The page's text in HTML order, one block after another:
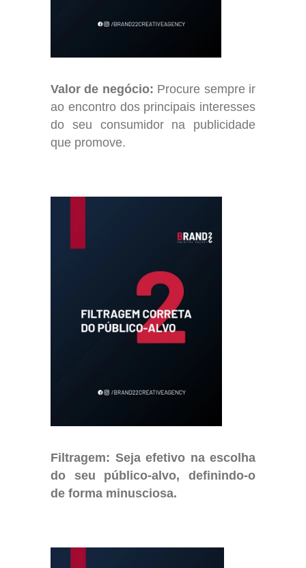
Valor de negócio: Procure sempre ir
ao encontro dos principais interesses
do seu consumidor na publicidade
que promove.
Filtragem: Seja efetivo na escolha
do seu público-alvo, definindo-o
de forma minusciosa.